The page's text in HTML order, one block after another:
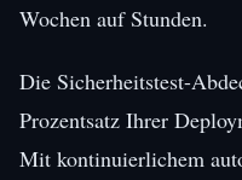
Wochen auf Stunden.
Die Sicherheitstest-
Prozentsatz Ihrer
Mit kontinuierlichem